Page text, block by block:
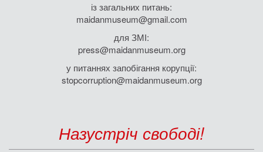
із загальних питань:
maidanmuseum@gmail.com
для ЗМІ:
press@maidanmuseum.org
у питаннях запобігання корупції:
stopcorruption@maidanmuseum.org
Назустріч свободі!